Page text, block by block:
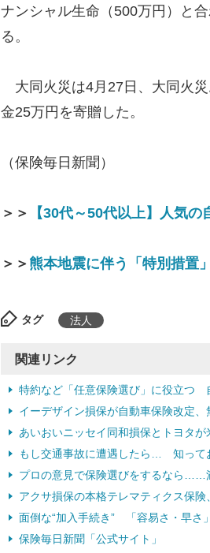
ナンシャル生命（500万円）と
る。
大同火災は4月27日、大同火
金25万円を寄贈した。
（保険毎日新聞）
＞＞ 【30代～50代以上】人気
＞＞熊本地震に伴う「特別措
タグ 法人
関連リンク
特約など「任意保険選び」に役立つ
イーデザイン損保が自動車保険改定
あいおいニッセイ同和損保とトヨタ
もし交通事故に遭遇したら… 知って
プロの意見で保険選びをするなら……
アクサ損保の本格テレマティクス保
面倒な“加入手続き” 「容易さ・早さ
保険毎日新聞「公式サイト」